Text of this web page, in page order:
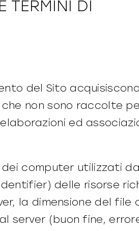
TERMINI DI
del Sito
non sono raccolte
ed
computer utilizzati
delle risorse
la dimensione del file
server (buon fine,